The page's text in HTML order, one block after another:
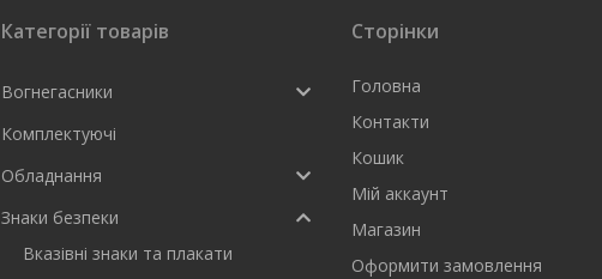
Категорії товарів
Вогнегасники
Комплектуючі
Обладнання
Знаки безпеки
Вказівні знаки та плакати
Сторінки
Головна
Контакти
Кошик
Мій аккаунт
Магазин
Оформити замовлення